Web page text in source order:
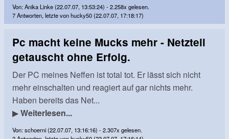
Von: Anika Linke (22.07.07, 13:53:24) - 2.258x gelesen.
7 Antworten, letzte von hucky50 (22.07.07, 17:18:17)
Pc macht keine Mucks mehr - Netzteil
getauscht ohne Erfolg.
Der PC meines Neffen ist total tot. Er lässt sich nicht
mehr einschalten und reagiert auf gar nichts mehr.
Haben bereits das Net...
▶Weiterlesen...
Von: schoerni (22.07.07, 13:16:16) - 2.307x gelesen.